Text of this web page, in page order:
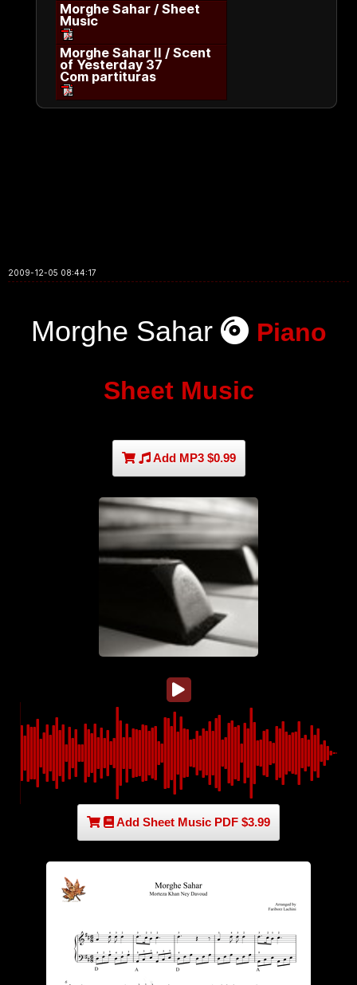
Morghe Sahar / Sheet
Music
Morghe Sahar II / Scent
of Yesterday 37
Com partituras
2009-12-05 08:44:17
Morghe Sahar Piano
Sheet Music
Add MP3 $0.99
Add Sheet Music PDF $3.99